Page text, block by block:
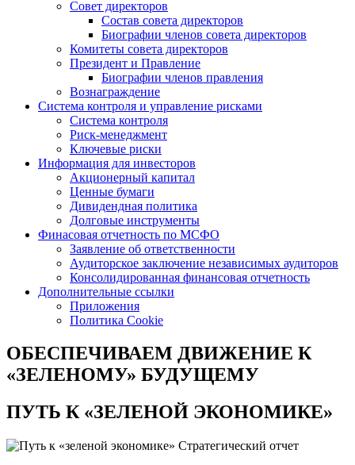
Совет директоров
Состав совета директоров
Биографии членов совета директоров
Комитеты совета директоров
Президент и Правление
Биографии членов правления
Вознаграждение
Система контроля и управление рисками
Система контроля
Риск-менеджмент
Ключевые риски
Информация для инвесторов
Акционерный капитал
Ценные бумаги
Дивидендная политика
Долговые инструменты
Финасовая отчетность по МСФО
Заявление об ответственности
Аудиторское заключение независимых аудиторов
Консолидированная финансовая отчетность
Дополнительные ссылки
Приложения
Политика Cookie
ОБЕСПЕЧИВАЕМ ДВИЖЕНИЕ К
«ЗЕЛЕНОМУ» БУДУЩЕМУ
ПУТЬ К«ЗЕЛЕНОЙ ЭКОНОМИКЕ»
Стратегический отчет